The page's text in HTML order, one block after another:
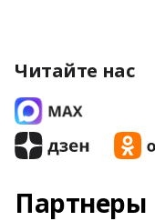
Читайте нас
Партнеры